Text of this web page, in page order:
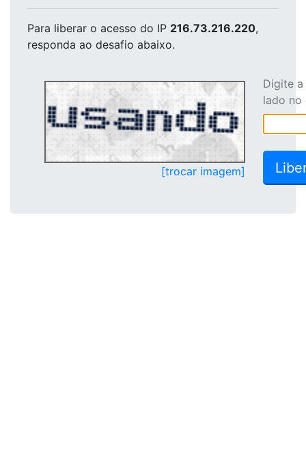
Para liberar o acesso do IP 216.73.216.220,
responda ao desafio abaixo.
[trocar imagem]
Digite
lado no